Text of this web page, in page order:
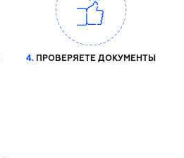
4.ПРОВЕРЯЕТЕ ДОКУМЕНТЫ